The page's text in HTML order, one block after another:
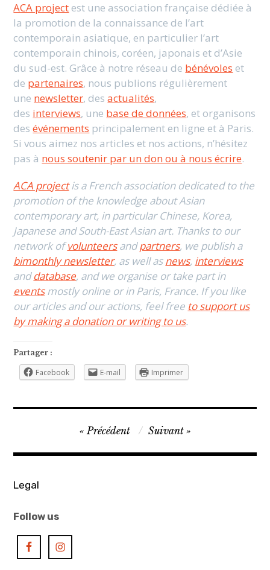
ACA project est une association française dédiée à
la promotion de la connaissance de l’art
contemporain asiatique, en particulier l’art
contemporain chinois, coréen, japonais et d’Asie
du sud-est. Grâce à notre réseau de bénévoles et
de partenaires, nous publions régulièrement
une newsletter, desactualités,
des interviews, une base de données, et organisons
desévénements principalement en ligne et à Paris.
Si vous aimez nos articles et nos actions, n’hésitez
pas à nous soutenir par un don ou à nous écrire.
ACA projectis a French association dedicated to the
promotion of the knowledge about Asian
contemporary art, in particular Chinese, Korea,
Japanese and South-East Asian art. Thanks to our
network ofvolunteersandpartners, we publish a
bimonthly newsletter, as well asnews, interviews
anddatabase, and we organise or take part in
eventsmostly online or in Paris, France. If you like
our articles and our actions, feel free to support us
by making a donation or writing to us.
Partager :
Facebook E-mail Imprimer
art
coréen
art
Navigation
de
Précédent Suivant
Legal
Follow us